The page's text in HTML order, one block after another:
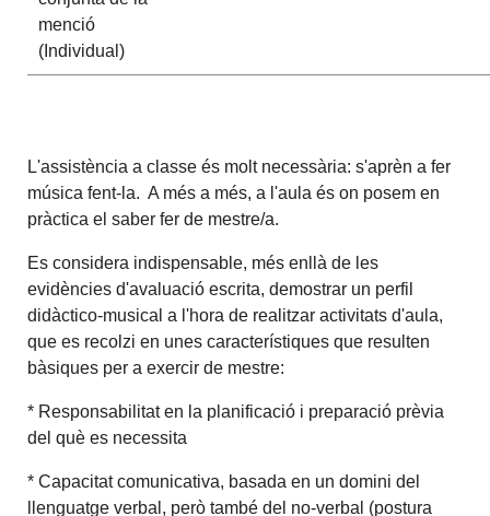
menció
(Individual)
L'assistència a classe és molt necessària: s'aprèn a fer
música fent-la. A més a més, a l'aula és on posem en
pràctica el saber fer de mestre/a.
Es considera indispensable, més enllà de les
evidències d'avaluació escrita, demostrar un perfil
didàctico-musical a l'hora de realitzar activitats d'aula,
que es recolzi en unes característiques que resulten
bàsiques per a exercir de mestre:
* Responsabilitat en la planificació i preparació prèvia
del què es necessita
* Capacitat comunicativa, basada en un domini del
llenguatge verbal, però també del no-verbal (postura